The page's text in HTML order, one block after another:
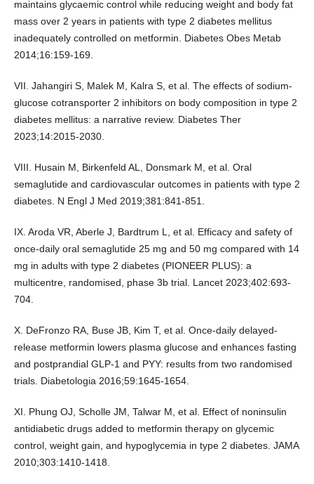
maintains glycaemic control while reducing weight and body fat
mass over 2 years in patients with type 2 diabetes mellitus
inadequately controlled on metformin. Diabetes Obes Metab
2014;16:159-169.
VII. Jahangiri S, Malek M, Kalra S, et al. The effects of sodium-
glucose cotransporter 2 inhibitors on body composition in type 2
diabetes mellitus: a narrative review. Diabetes Ther
2023;14:2015-2030.
VIII. Husain M, Birkenfeld AL, Donsmark M, et al. Oral
semaglutide and cardiovascular outcomes in patients with type 2
diabetes. N Engl J Med 2019;381:841-851.
IX. Aroda VR, Aberle J, Bardtrum L, et al. Efficacy and safety of
once-daily oral semaglutide 25 mg and 50 mg compared with 14
mg in adults with type 2 diabetes (PIONEER PLUS): a
multicentre, randomised, phase 3b trial. Lancet 2023;402:693-
704.
X. DeFronzo RA, Buse JB, Kim T, et al. Once-daily delayed-
release metformin lowers plasma glucose and enhances fasting
and postprandial GLP-1 and PYY: results from two randomised
trials. Diabetologia 2016;59:1645-1654.
XI. Phung OJ, Scholle JM, Talwar M, et al. Effect of noninsulin
antidiabetic drugs added to metformin therapy on glycemic
control, weight gain, and hypoglycemia in type 2 diabetes. JAMA
2010;303:1410-1418.